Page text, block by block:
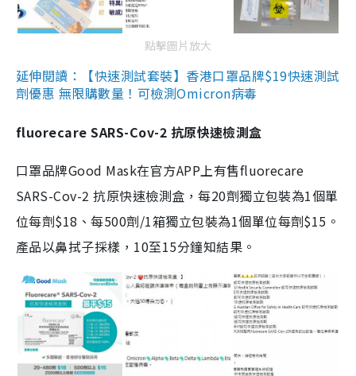
點擊圖片放大
延伸閱讀：【快速測試套裝】香港口罩品牌$19快速測試
劑優惠 無限購數量！可檢測Omicron病毒
fluorecare SARS-Cov-2 抗原快速檢測盒
口罩品牌Good Mask在官方APP上有售fluorecare
SARS-Cov-2 抗原快速檢測盒，每20劑獨立包裝為1個單
位每劑$18、每500劑/1箱獨立包裝為1個單位每劑$15。
產品以鼻拭子採樣，10至15分鐘知結果。